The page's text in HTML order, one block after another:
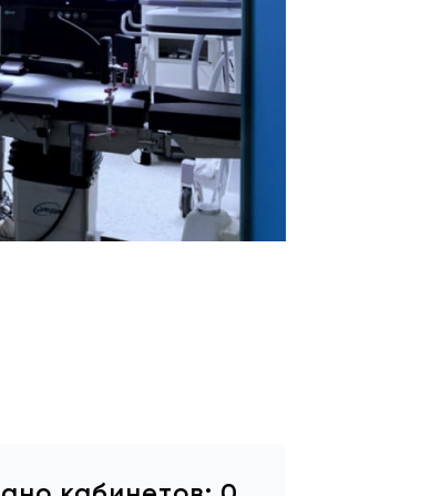
маркетинг
Сервисное
обслуживание
Цифровизация
медицинского
бизнеса